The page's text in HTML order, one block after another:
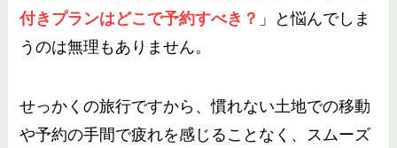
付きプランはどこで予約すべき？ 」と悩んでしま
うのは無理もありません。
せっかくの旅行ですから、慣れない土地での移動
や予約の手間で疲れを感じることなく、スムーズ